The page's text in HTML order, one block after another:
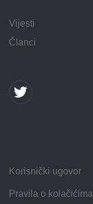
Vijesti
Članci
Korisnički ugovor
Pravila o kolačićima